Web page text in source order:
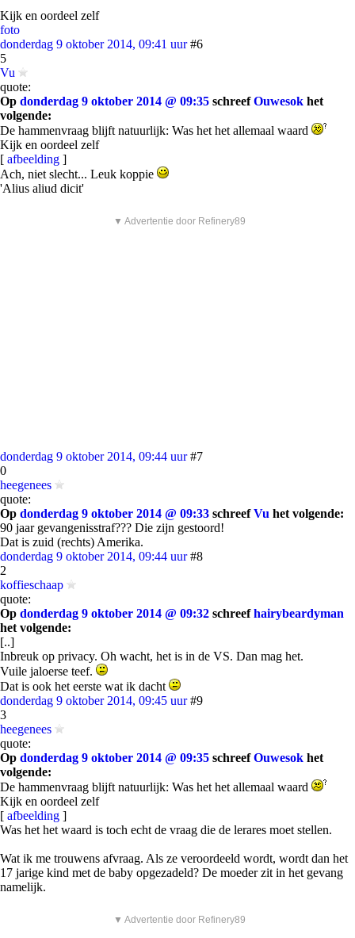
Kijk en oordeel zelf
foto
donderdag 9 oktober 2014, 09:41 uur #6
5
Vu
quote:
Op donderdag 9 oktober 2014 @ 09:35 schreefOuwesok het
volgende:
De hammenvraag blijft natuurlijk: Was het het allemaal waard
Kijk en oordeel zelf
[ afbeelding ]
Ach, niet slecht... Leuk koppie
'Alius aliud dicit'
▼ Advertentie door Refinery89
donderdag 9 oktober 2014, 09:44 uur #7
0
heegenees
quote:
Op donderdag 9 oktober 2014 @ 09:33 schreefVu het volgende:
90 jaar gevangenisstraf??? Die zijn gestoord!
Dat is zuid (rechts) Amerika.
donderdag 9 oktober 2014, 09:44 uur #8
2
koffieschaap
quote:
Op donderdag 9 oktober 2014 @ 09:32 schreefhairybeardyman
het volgende:
[..]
Inbreuk op privacy. Oh wacht, het is in de VS. Dan mag het.
Vuile jaloerse teef.
Dat is ook het eerste wat ik dacht
donderdag 9 oktober 2014, 09:45 uur #9
3
heegenees
quote:
Op donderdag 9 oktober 2014 @ 09:35 schreefOuwesok het
volgende:
De hammenvraag blijft natuurlijk: Was het het allemaal waard
Kijk en oordeel zelf
[ afbeelding ]
Was het het waard is toch echt de vraag die de lerares moet stellen.
Wat ik me trouwens afvraag. Als ze veroordeeld wordt, wordt dan het
17 jarige kind met de baby opgezadeld? De moeder zit in het gevang
namelijk.
▼ Advertentie door Refinery89